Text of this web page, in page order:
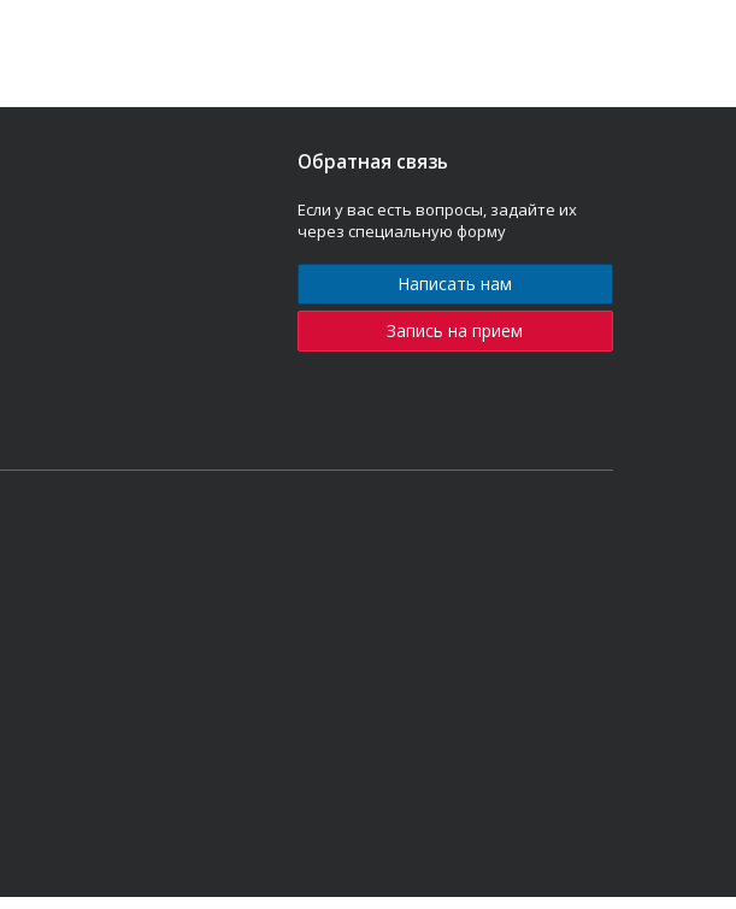
Обратная связь
Если у вас есть вопросы, задайте их
через специальную форму
Написать нам
Запись на прием